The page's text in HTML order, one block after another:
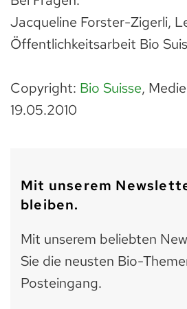
Jacqueline Forster-Zigerli,
Öffentlichkeitsarbeit Bio
Copyright: Bio Suisse,
19.05.2010
Mit unserem
bleiben.
Mit unserem beliebten
Sie die neusten Bio-
Posteingang.